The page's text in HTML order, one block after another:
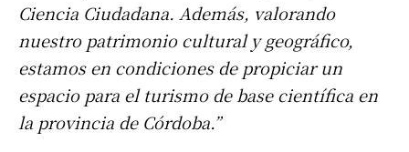
Ciencia Ciudadana. Además, valorando
nuestro patrimonio cultural y geográfico,
estamos en condiciones de propiciar un
espacio para el turismo de base científica en
la provincia de Córdoba.”